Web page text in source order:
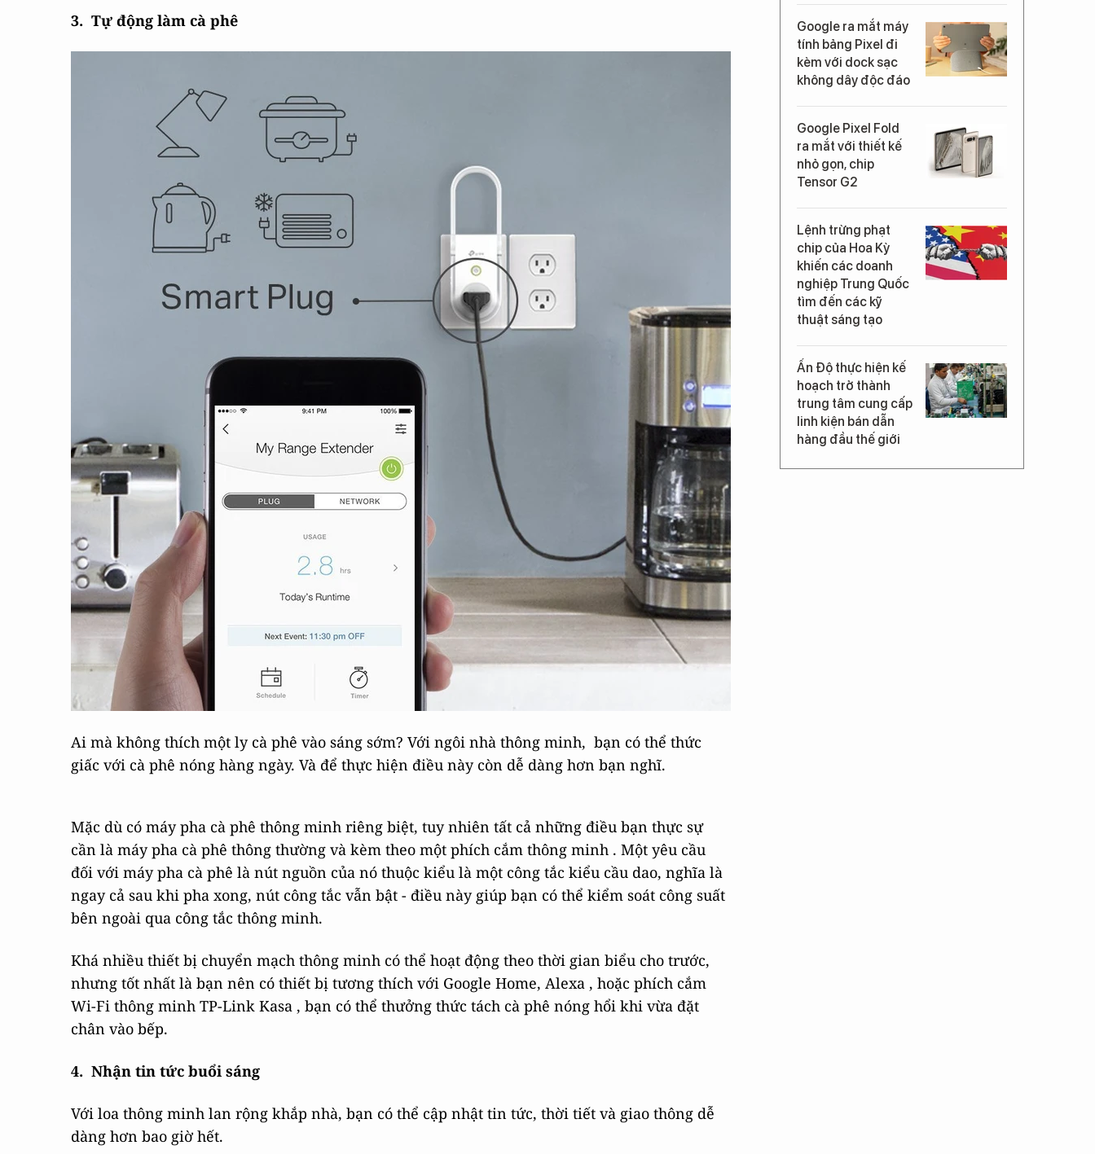
3. Tự động làm cà phê
Ai mà không thích một ly cà phê vào sáng sớm? Với ngôi nhà thông minh, bạn có thể thức
giấc với cà phê nóng hàng ngày. Và để thực hiện điều này còn dễ dàng hơn bạn nghĩ.
Mặc dù có máy pha cà phê thông minh riêng biệt, tuy nhiên tất cả những điều bạn thực sự
cần là máy pha cà phê thông thường và kèm theo một phích cắm thông minh . Một yêu cầu
đối với máy pha cà phê là nút nguồn của nó thuộc kiểu là một công tắc kiểu cầu dao, nghĩa là
ngay cả sau khi pha xong, nút công tắc vẫn bật - điều này giúp bạn có thể kiểm soát công suất
bên ngoài qua công tắc thông minh.
Khá nhiều thiết bị chuyển mạch thông minh có thể hoạt động theo thời gian biểu cho trước,
nhưng tốt nhất là bạn nên có thiết bị tương thích với Google Home, Alexa , hoặc phích cắm
Wi-Fi thông minh TP-Link Kasa , bạn có thể thưởng thức tách cà phê nóng hổi khi vừa đặt
chân vào bếp.
4. Nhận tin tức buổi sáng
Với loa thông minh lan rộng khắp nhà, bạn có thể cập nhật tin tức, thời tiết và giao thông dễ
dàng hơn bao giờ hết.
Google ra mắt máy
tính bảng Pixel đi
kèm với dock sạc
không dây độc đáo
Google Pixel Fold
ra mắt với thiết kế
nhỏ gọn, chip
Tensor G2
Lệnh trừng phạt
chip của Hoa Kỳ
khiến các doanh
nghiệp Trung Quốc
tìm đến các kỹ
thuật sáng tạo
Ấn Độ thực hiện kế
hoạch trở thành
trung tâm cung cấp
linh kiện bán dẫn
hàng đầu thế giới